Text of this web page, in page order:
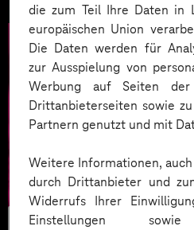
die zum Teil Ihre Daten in
europäischen Union
Die Daten werden für
zur Ausspielung von
Werbung auf Seiten
Drittanbieterseiten sowie
Partnern genutzt und mit
Weitere Informationen,
durch Drittanbieter und
Widerrufs Ihrer
Einstellungen
Agile Work &